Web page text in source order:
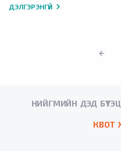
ДЭЛГЭРЭНГҮЙ
НИЙГМИЙН ДЭД БҮТЭЦ
КВОТ